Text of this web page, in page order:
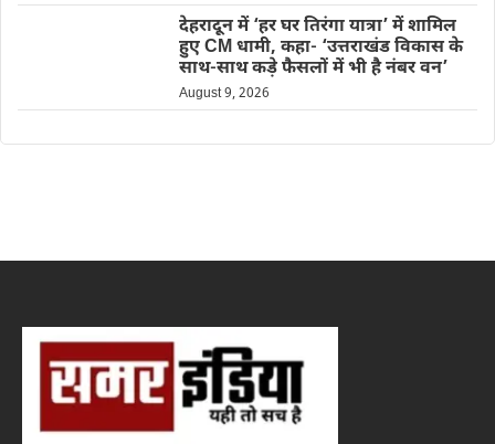
देहरादून में ‘हर घर तिरंगा यात्रा’ में शामिल
हुए CM धामी, कहा- ‘उत्तराखंड विकास के
साथ-साथ कड़े फैसलों में भी है नंबर वन’
August 9, 2026